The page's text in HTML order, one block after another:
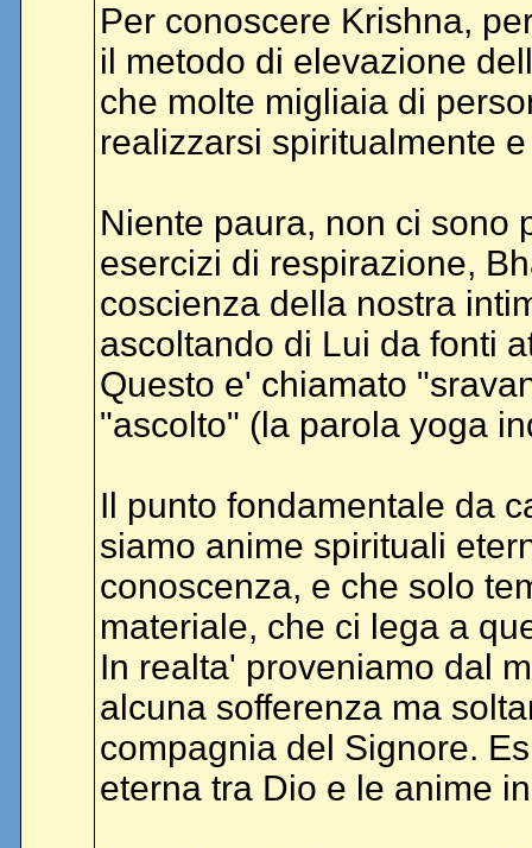
Per conoscere Krishna,
il metodo di elevazione
che molte migliaia di
realizzarsi spiritualmente
Niente paura, non ci sono
esercizi di respirazione,
coscienza della nostra
ascoltando di Lui da fonti
Questo e' chiamato
"ascolto" (la parola yoga
Il punto fondamentale da
siamo anime spirituali
conoscenza, e che solo
materiale, che ci lega a
In realta' proveniamo dal
alcuna sofferenza ma
compagnia del Signore.
eterna tra Dio e le anime